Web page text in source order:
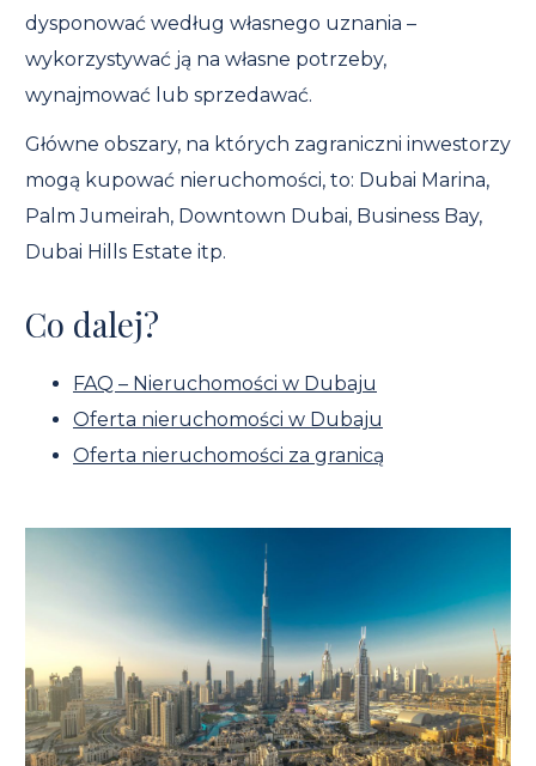
dysponować według własnego uznania –
wykorzystywać ją na własne potrzeby,
wynajmować lub sprzedawać.
Główne obszary, na których zagraniczni inwestorzy
mogą kupować nieruchomości, to: Dubai Marina,
Palm Jumeirah, Downtown Dubai, Business Bay,
Dubai Hills Estate itp.
Co dalej?
FAQ – Nieruchomości w Dubaju
Oferta nieruchomości w Dubaju
Oferta nieruchomości za granicą